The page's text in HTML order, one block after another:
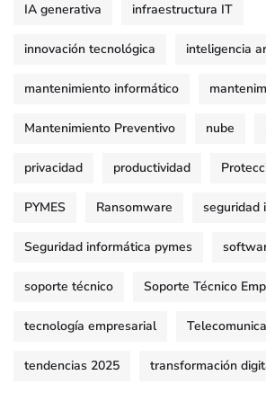
IA generativa infraestructura IT
innovación tecnológica inteligencia
mantenimiento informático
Mantenimiento Preventivo nube
privacidad productividad
PYMES Ransomware seguridad
Seguridad informática pymes
soporte técnico Soporte Técnico
tecnología empresarial
tendencias 2025 transformación